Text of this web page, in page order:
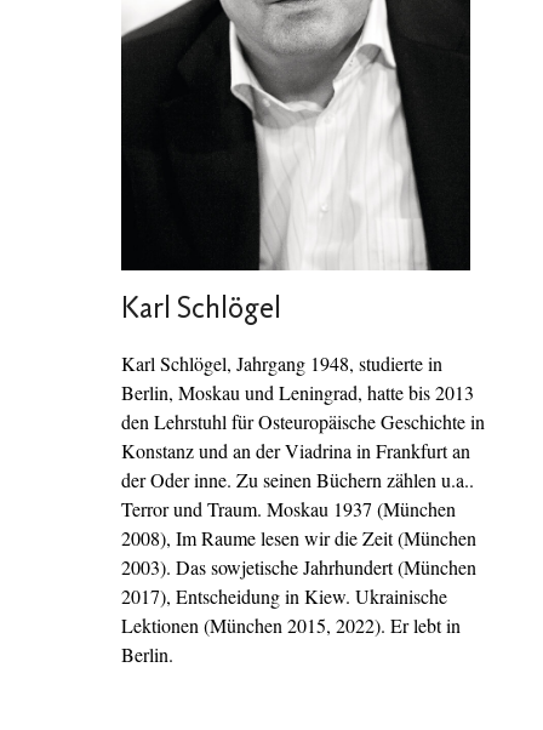
Karl Schlögel
Karl Schlögel, Jahrgang 1948, studierte in
Berlin, Moskau und Leningrad, hatte bis 2013
den Lehrstuhl für Osteuropäische Geschichte in
Konstanz und an der Viadrina in Frankfurt an
der Oder inne. Zu seinen Büchern zählen u.a..
Terror und Traum. Moskau 1937 (München
2008), Im Raume lesen wir die Zeit (München
2003). Das sowjetische Jahrhundert (München
2017), Entscheidung in Kiew. Ukrainische
Lektionen (München 2015, 2022). Er lebt in
Berlin.